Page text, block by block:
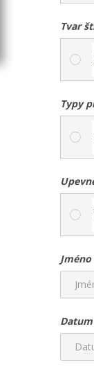
Tvar
Typy